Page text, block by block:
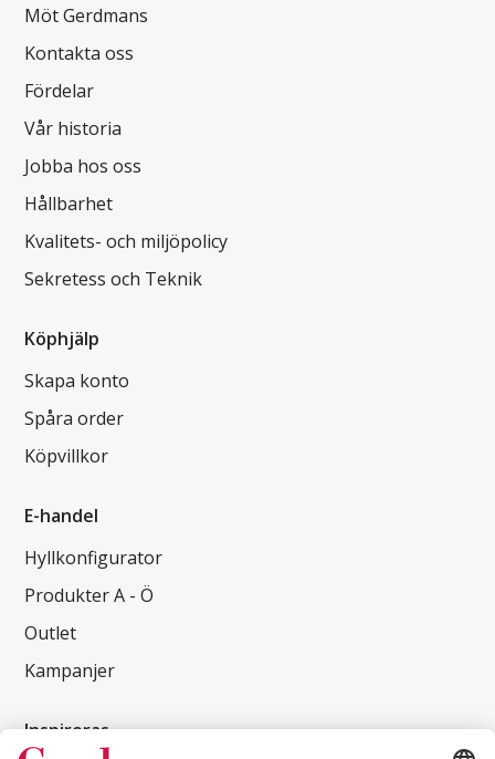
Möt Gerdmans
Kontakta oss
Fördelar
Vår historia
Jobba hos oss
Hållbarhet
Kvalitets- och miljöpolicy
Sekretess och Teknik
Köphjälp
Skapa konto
Spåra order
Köpvillkor
E-handel
Hyllkonfigurator
Produkter A - Ö
Outlet
Kampanjer
Inspireras